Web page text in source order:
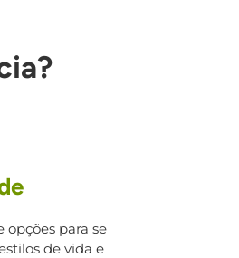
para se
de vida e